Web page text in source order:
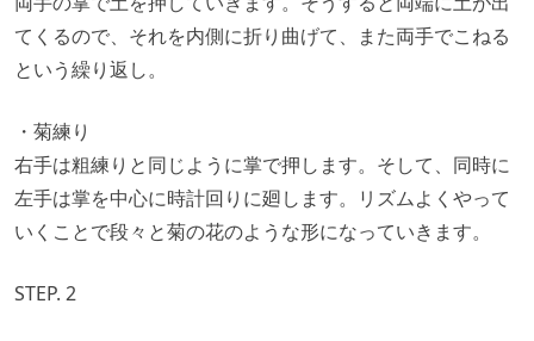
てくるので、それを内側に折り曲げて、また両手でこねる
という繰り返し。
・菊練り
右手は粗練りと同じように掌で押します。そして、同時に
左手は掌を中心に時計回りに廻します。リズムよくやって
いくことで段々と菊の花のような形になっていきます。
STEP. 2